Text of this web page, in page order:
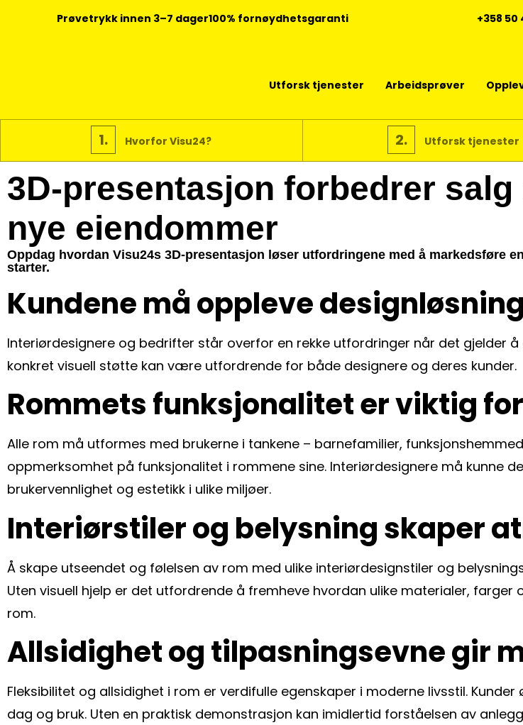
Prøvetrykk innen 3–7 dager100% fornøydhetsgaranti +358 50
Utforsk tjenester Arbeidsprøver
1. Hvorfor Visu24? 2. Utforsk tjenester
3D-presentasjon forbedrer
nye eiendommer
Oppdag hvordan Visu24s 3D-presentasjon løser utfordringene med å markedsføre
starter.
Kundene må oppleve
Interiørdesignere og bedrifter står overfor en rekke utfordringer når det gjelder
konkret visuell støtte kan være utfordrende for både designere og deres kunder.
Rommets funksjonalitet er viktig
Alle rom må utformes med brukerne i tankene – barnefamilier,
oppmerksomhet på funksjonalitet i rommene sine. Interiørdesignere må kunne
brukervennlighet og estetikk i ulike miljøer.
Interiørstiler og belysning skaper
Å skape utseendet og følelsen av rom med ulike interiørdesignstiler og
Uten visuell hjelp er det utfordrende å fremheve hvordan ulike materialer,
rom.
Allsidighet og tilpasningsevne gir
Fleksibilitet og allsidighet i rom er verdifulle egenskaper i moderne livsstil.
dag og bruk. Uten en praktisk demonstrasjon kan imidlertid forståelsen av